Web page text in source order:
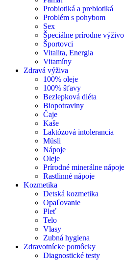
Probiotiká a prebiotiká
Problém s pohybom
Sex
Špeciálne prírodne
Športovci
Vitalita, Energia
Vitamíny
Zdravá výživa
100% oleje
100% šťavy
Bezlepková diéta
Biopotraviny
Čaje
Kaše
Laktózová intolerancia
Müsli
Nápoje
Oleje
Prírodné minerálne nápoje
Rastlinné nápoje
Kozmetika
Detská kozmetika
Opaľovanie
Pleť
Telo
Vlasy
Zubná hygiena
Zdravotnícke pomôcky
Diagnostické testy